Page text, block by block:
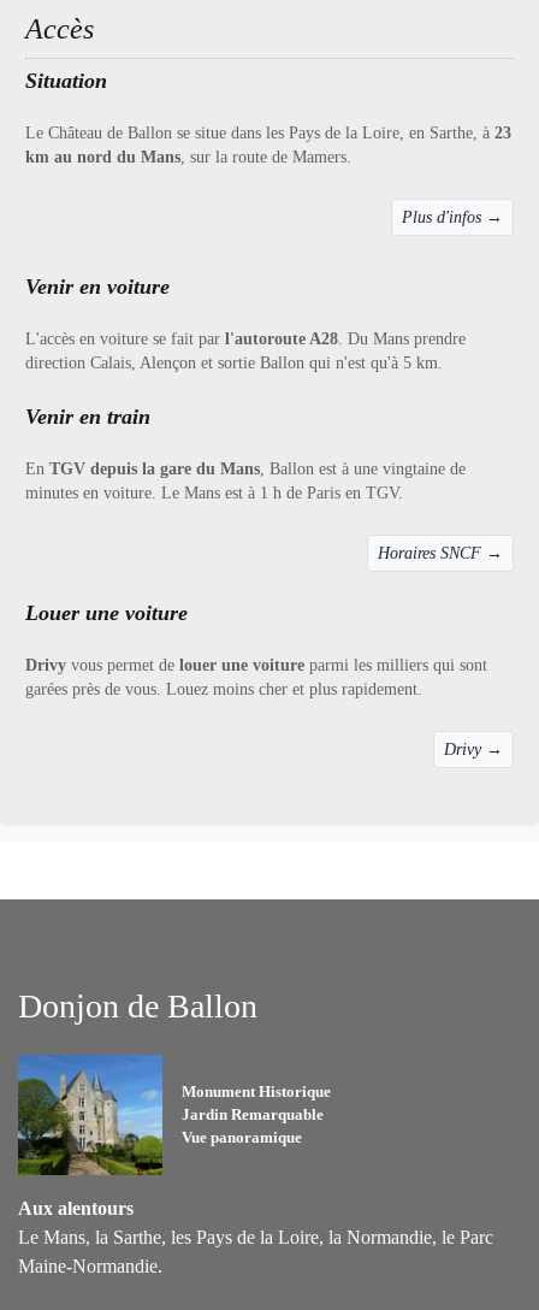
Accès
Situation
Le Château de Ballon se situe dans les Pays de la Loire, en Sarthe, à 23
km au nord du Mans, sur la route de Mamers.
Plus d'infos →
Venir en voiture
L'accès en voiture se fait par l'autoroute A28. Du Mans prendre
direction Calais, Alençon et sortie Ballon qui n'est qu'à 5 km.
Venir en train
En TGV depuis la gare du Mans, Ballon est à une vingtaine de
minutes en voiture. Le Mans est à 1 h de Paris en TGV.
Horaires SNCF →
Louer une voiture
Drivy vous permet de louer une voiture parmi les milliers qui sont
garées près de vous. Louez moins cher et plus rapidement.
Drivy →
Donjon de Ballon
Monument Historique
Jardin Remarquable
Vue panoramique
Aux alentours
Le Mans, la Sarthe, les Pays de la Loire, la Normandie, le Parc
Maine-Normandie.